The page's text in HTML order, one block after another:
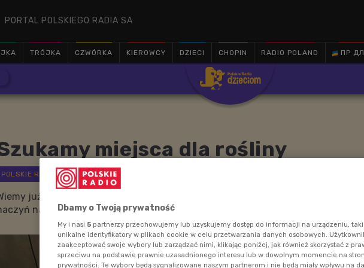
PORTAL POLSKIEGO RADIA SA
TRÓJKA CZWÓRKA KIEROWCY DZIECI CHOPIN RADIO POLAND ПР

miejsca dla rośliny
już co jest potrzebne roślinom do przeżycia. Poszukamy w domu
nadających się do uprawy naszej roślinki.
Dbamy o Twoją prywatność
My i nasi 5 partnerzy przechowujemy lub uzyskujemy dostęp do informacji na urządzeniu,
unikalne identyfikatory w plikach cookie w celu przetwarzania danych osobowych.
zaakceptować swoje wybory lub zarządzać nimi, klikając poniżej, jak również skorzystać z
sprzeciwu na podstawie prawnie uzasadnionego interesu lub w dowolnym momencie na
prywatności. Te wybory będą sygnalizowane naszym partnerom i nie będą miały wpływu na